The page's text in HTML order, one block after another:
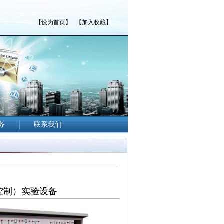
【设为首页】 【加入收藏】
联系我们
制）实验设备